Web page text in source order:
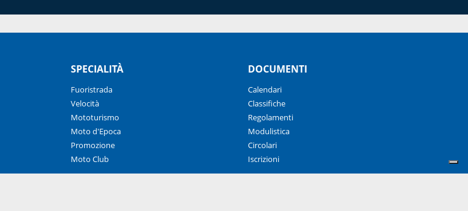
SPECIALITÀ
Fuoristrada
Velocità
Mototurismo
Moto d'Epoca
Promozione
Moto Club
DOCUMENTI
Calendari
Classifiche
Regolamenti
Modulistica
Circolari
Iscrizioni